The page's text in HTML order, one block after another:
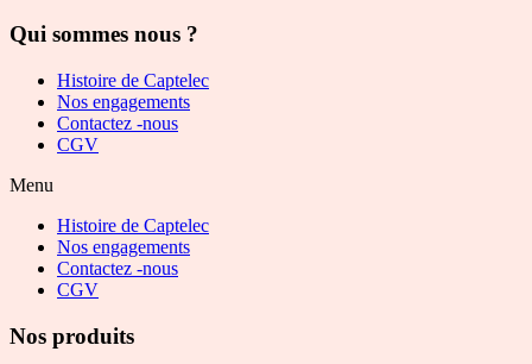
Qui sommes nous ?
Histoire de Captelec
Nos engagements
Contactez -nous
CGV
Menu
Histoire de Captelec
Nos engagements
Contactez -nous
CGV
Nos produits